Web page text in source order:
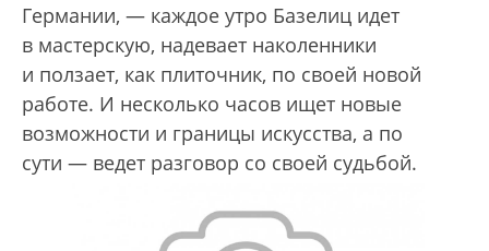
Германии, — каждое утро Базелиц идет
в мастерскую, надевает наколенники
и ползает, как плиточник, по своей новой
работе. И несколько часов ищет новые
возможности и границы искусства, а по
сути — ведет разговор со своей судьбой.